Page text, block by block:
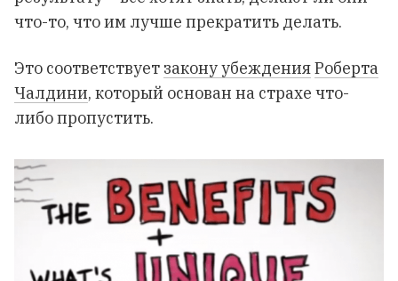
что-то, что им лучше прекратить делать.
Это соответствует закону убежденияРоберта
Чалдини, который основан на страхе что-
либо пропустить.